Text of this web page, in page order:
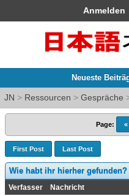
Anmelden
Neueste
JN > Ressourcen > Gespräche
Page: «
First Post Last Post
Wie habt ihr hierher gefunden?
Verfasser Nachricht